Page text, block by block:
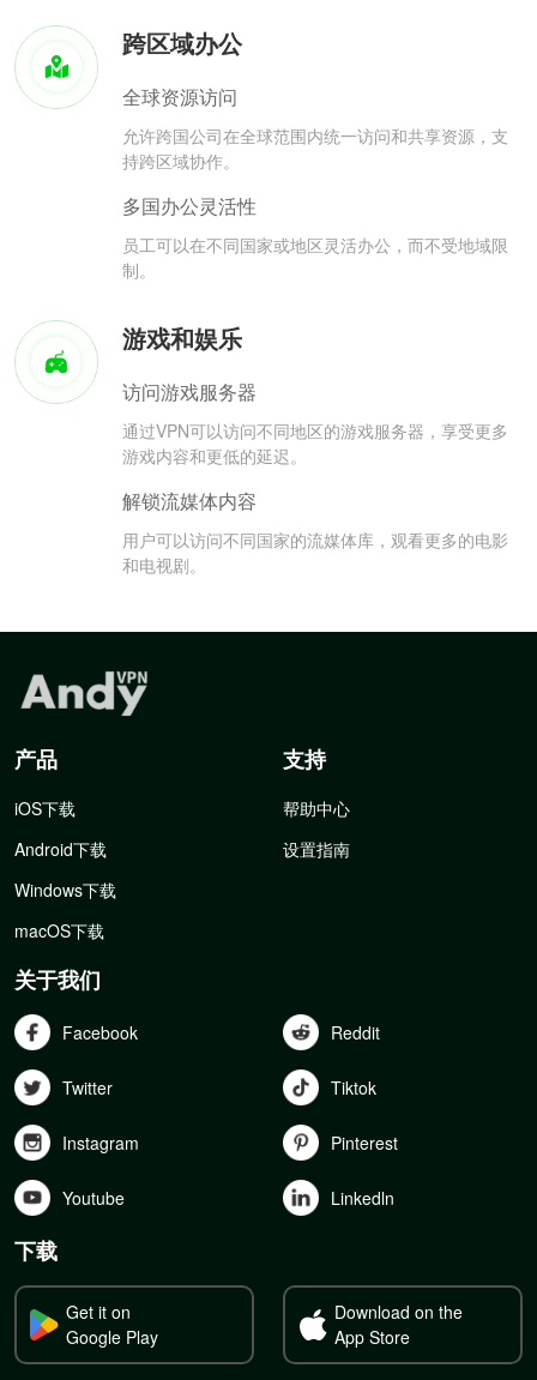
跨区域办公
全球资源访问
允许跨国公司在全球范围内统一访问和共享资源，支
持跨区域协作。
多国办公灵活性
员工可以在不同国家或地区灵活办公，而不受地域限
制。
游戏和娱乐
访问游戏服务器
通过VPN可以访问不同地区的游戏服务器，享受更多
游戏内容和更低的延迟。
解锁流媒体内容
用户可以访问不同国家的流媒体库，观看更多的电影
和电视剧。
产品
iOS下载
Android下载
Windows下载
macOS下载
支持
帮助中心
设置指南
关于我们
Facebook Reddit
Twitter Tiktok
Instagram Pinterest
Youtube Linkedln
下载
Get it on
Google Play
Download on the
App Store